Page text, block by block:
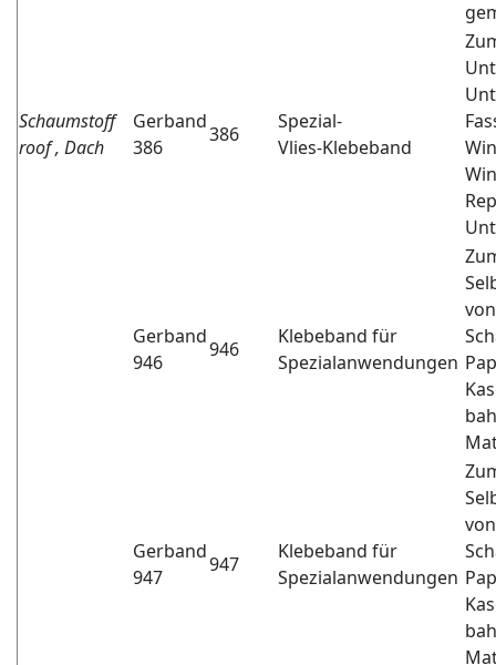
Schaumstoff
roof , Dach
Gerband
386
386
Spezial-
Vlies-Klebeband
Gerband
946
946
Klebeband für
Spezialanwendungen
Gerband
947
947
Klebeband für
Spezialanwendungen